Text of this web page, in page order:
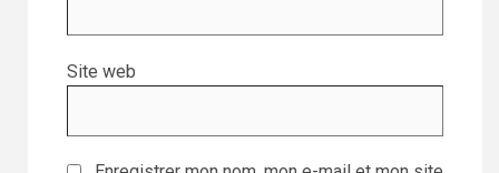
Site web